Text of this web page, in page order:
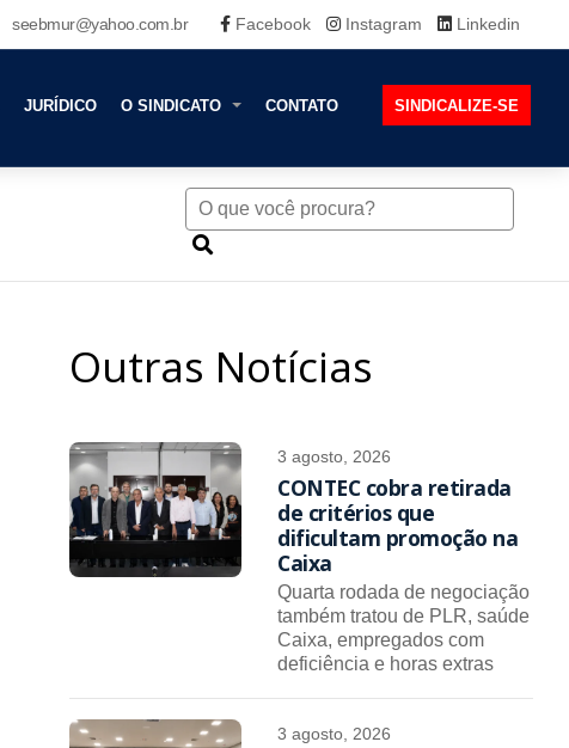
seebmur@yahoo.com.br Facebook Instagram Linkedin
JURÍDICO O SINDICATO CONTATO SINDICALIZE-SE
Outras Notícias
3 agosto, 2026
CONTEC cobra retirada
de critérios que
dificultam promoção na
Caixa
Quarta rodada de negociação
também tratou de PLR, saúde
Caixa, empregados com
deficiência e horas extras
3 agosto, 2026